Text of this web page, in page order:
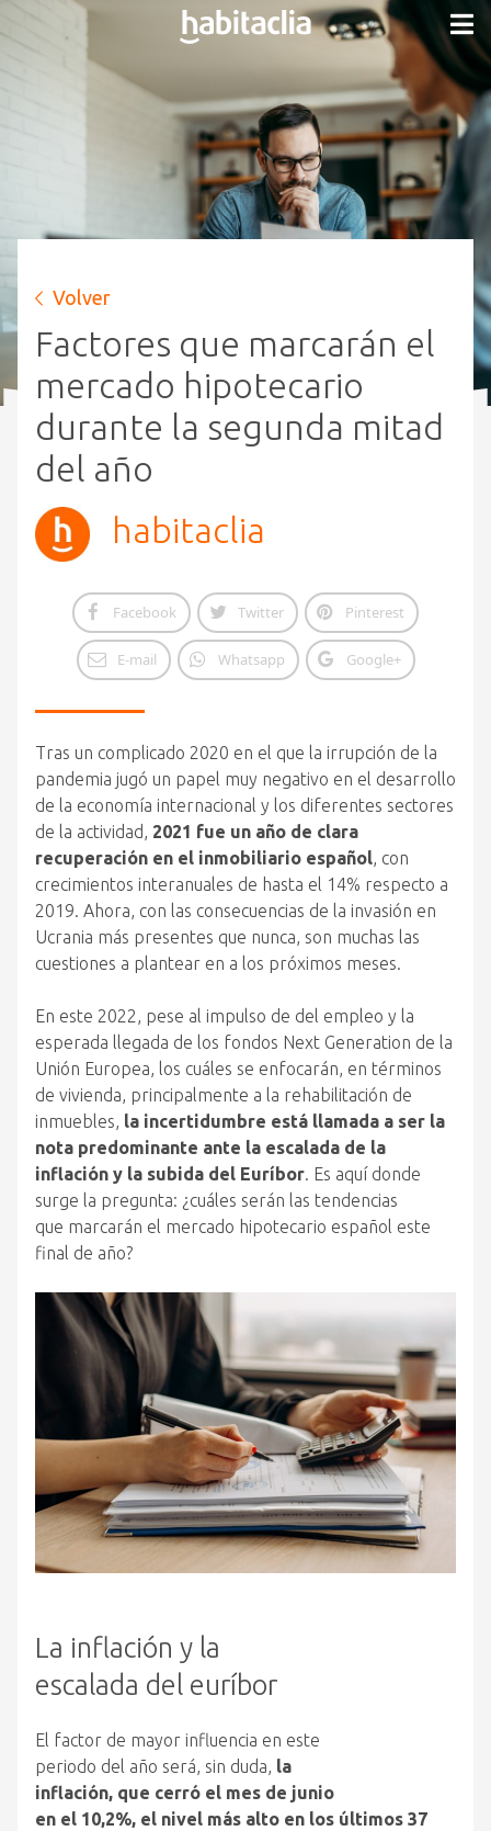
Volver
Factores que marcarán el
mercado hipotecario
durante la segunda mitad
del año
habitaclia
Facebook Twitter Pinterest
E-mail Whatsapp Google+
Tras un complicado 2020 en el que la irrupción de la
pandemia jugó un papel muy negativo en el desarrollo
de la economía internacional y los diferentes sectores
de la actividad, 2021 fue un año de clara
recuperación en el inmobiliario español, con
crecimientos interanuales de hasta el 14% respecto a
2019. Ahora, con las consecuencias de la invasión en
Ucrania más presentes que nunca, son muchas las
cuestiones a plantear en a los próximos meses.
En este 2022, pese al impulso de del empleo y la
esperada llegada de los fondos Next Generation de la
Unión Europea, los cuáles se enfocarán, en términos
de vivienda, principalmente a la rehabilitación de
inmuebles, la incertidumbre está llamada a ser la
nota predominante ante la escalada de la
inflación y la subida del Euríbor. Es aquí donde
surge la pregunta: ¿cuáles serán las tendencias
que marcarán el mercado hipotecario español este
final de año?
La inflación y la
escalada del euríbor
El factor de mayor influencia en este
periodo del año será, sin duda, la
inflación, que cerró el mes de junio
en el 10,2%, el nivel más alto en los últimos 37